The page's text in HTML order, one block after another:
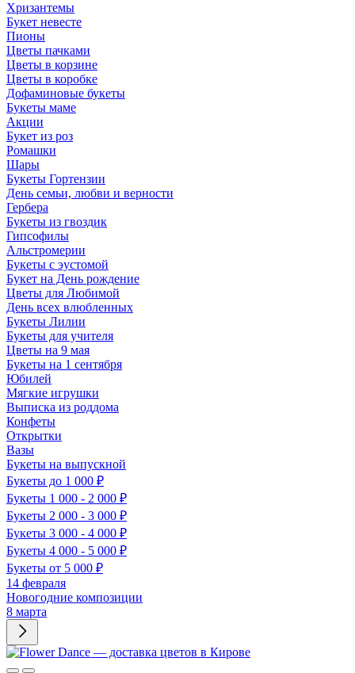
Хризантемы
Букет невесте
Пионы
Цветы пачками
Цветы в корзине
Цветы в коробке
Дофаминовые букеты
Букеты маме
Акции
Букет из роз
Ромашки
Шары
Букеты Гортензии
День семьи, любви и верности
Гербера
Букеты из гвоздик
Гипсофилы
Альстромерии
Букеты с эустомой
Букет на День рождение
Цветы для Любимой
День всех влюбленных
Букеты Лилии
Букеты для учителя
Цветы на 9 мая
Букеты на 1 сентября
Юбилей
Мягкие игрушки
Выписка из роддома
Конфеты
Открытки
Вазы
Букеты на выпускной
Букеты до 1 000 ₽
Букеты 1 000 - 2 000 ₽
Букеты 2 000 - 3 000 ₽
Букеты 3 000 - 4 000 ₽
Букеты 4 000 - 5 000 ₽
Букеты от 5 000 ₽
14 февраля
Новогодние композиции
8 марта